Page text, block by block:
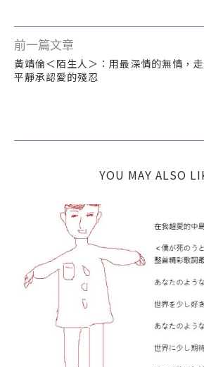
前一篇文章
黃靖倫＜陌生人＞：用最深情的無情，
平靜承認愛的殘忍
YOU MAY ALSO